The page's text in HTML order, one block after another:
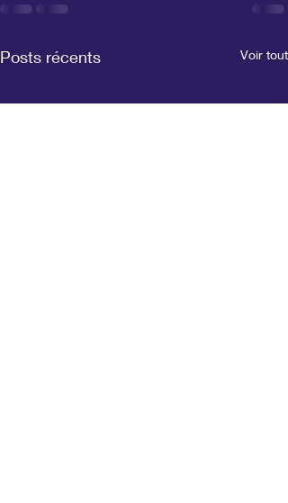
Posts récents Voir tout